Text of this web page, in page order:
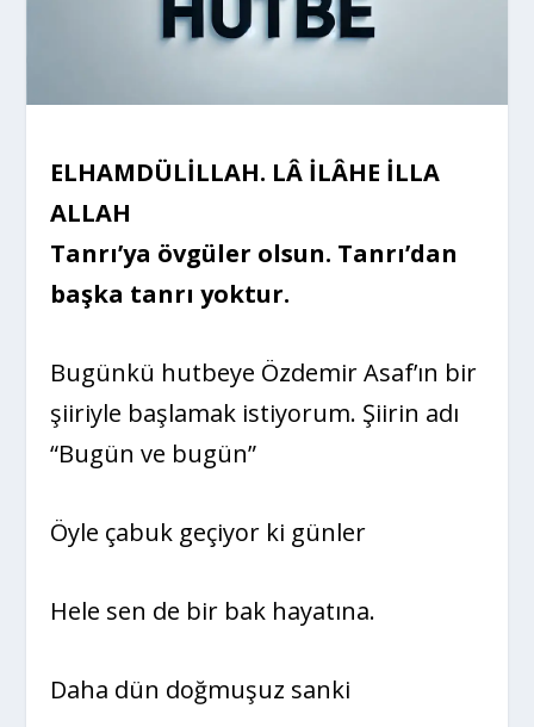
ELHAMDÜLİLLAH. LÂ İLÂHE İLLA
ALLAH
Tanrı’ya övgüler olsun. Tanrı’dan
başka tanrı yoktur.
Bugünkü hutbeye Özdemir Asaf’ın bir
şiiriyle başlamak istiyorum. Şiirin adı
“Bugün ve bugün”
Öyle çabuk geçiyor ki günler
Hele sen de bir bak hayatına.
Daha dün doğmuşuz sanki